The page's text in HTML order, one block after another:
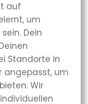
auf
um
Dein
Standorte in
angepasst, um
Wir